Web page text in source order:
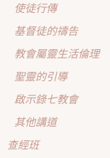
使徒行傳
基督徒的禱告
教會屬靈生活倫理
聖靈的引導
啟示錄七教會
其他講道
查經班